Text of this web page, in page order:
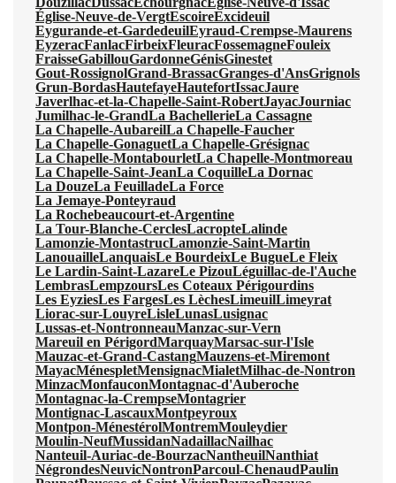
Église-Neuve-de-VergtEscoireExcideuil
Eygurande-et-GardedeuilEyraud-Crempse-Maurens
EyzeracFanlacFirbeixFleuracFossemagneFouleix
FraisseGabillouGardonneGénisGinestet
Gout-RossignolGrand-BrassacGranges-d'AnsGrignols
Grun-BordasHautefayeHautefortIssacJaure
Javerlhac-et-la-Chapelle-Saint-RobertJayacJourniac
Jumilhac-le-GrandLa BachellerieLa Cassagne
La Chapelle-AubareilLa Chapelle-Faucher
La Chapelle-GonaguetLa Chapelle-Grésignac
La Chapelle-MontabourletLa Chapelle-Montmoreau
La Chapelle-Saint-JeanLa CoquilleLa Dornac
La DouzeLa FeuilladeLa Force
La Jemaye-Ponteyraud
La Rochebeaucourt-et-Argentine
La Tour-Blanche-CerclesLacropteLalinde
Lamonzie-MontastrucLamonzie-Saint-Martin
LanouailleLanquaisLe BourdeixLe BugueLe Fleix
Le Lardin-Saint-LazareLe PizouLéguillac-de-l'Auche
LembrasLempzoursLes Coteaux Périgourdins
Les EyziesLes FargesLes LèchesLimeuilLimeyrat
Liorac-sur-LouyreLisleLunasLusignac
Lussas-et-NontronneauManzac-sur-Vern
Mareuil en PérigordMarquayMarsac-sur-l'Isle
Mauzac-et-Grand-CastangMauzens-et-Miremont
MayacMénespletMensignacMialetMilhac-de-Nontron
MinzacMonfauconMontagnac-d'Auberoche
Montagnac-la-CrempseMontagrier
Montignac-LascauxMontpeyroux
Montpon-MénestérolMontremMouleydier
Moulin-NeufMussidanNadaillacNailhac
Nanteuil-Auriac-de-BourzacNantheuilNanthiat
NégrondesNeuvicNontronParcoul-ChenaudPaulin